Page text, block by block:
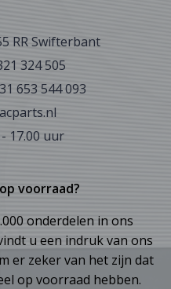
RR Swifterbant
324 505
653 544 093
17.00 uur
voorraad?
onderdelen in ons
u een indruk van ons
er zeker van het zijn dat
op voorraad hebben.